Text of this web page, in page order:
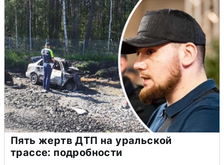
Пять жертв ДТП на уральской
трассе: подробности